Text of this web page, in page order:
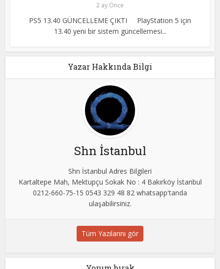
2 ay Önce
PS5 13.40 GÜNCELLEME ÇIKTI PlayStation 5 için
13.40 yeni bir sistem güncellemesi...
Yazar Hakkında Bilgi
Shn İstanbul
Shn İstanbul Adres Bilgileri
Kartaltepe Mah, Mektupçu Sokak No : 4 Bakırköy İstanbul
0212-660-75-15 0543 329 48 82 whatsapp'tanda
ulaşabilirsiniz.
Tüm Yazılarını gör